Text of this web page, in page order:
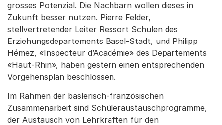
grosses Potenzial. Die Nachbarn wollen dieses in
Zukunft besser nutzen. Pierre Felder,
stellvertretender Leiter Ressort Schulen des
Erziehungsdepartements Basel-Stadt, und Philipp
Hémez, «Inspecteur d’Académie» des Departements
«Haut-Rhin», haben gestern einen entsprechenden
Vorgehensplan beschlossen.
Im Rahmen der baslerisch-französischen
Zusammenarbeit sind Schüleraustauschprogramme,
der Austausch von Lehrkräften für den